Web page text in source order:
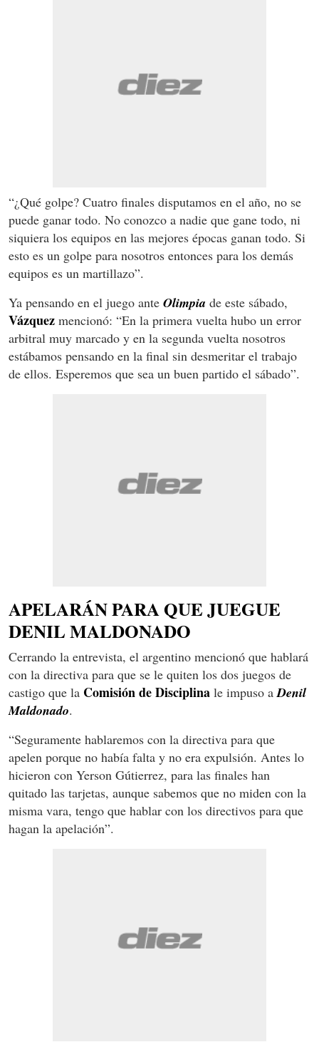
“¿Qué golpe? Cuatro finales disputamos en el año, no se
puede ganar todo. No conozco a nadie que gane todo, ni
siquiera los equipos en las mejores épocas ganan todo. Si
esto es un golpe para nosotros entonces para los demás
equipos es un martillazo”.
Ya pensando en el juego ante Olimpia de este sábado,
Vázquez mencionó: “En la primera vuelta hubo un error
arbitral muy marcado y en la segunda vuelta nosotros
estábamos pensando en la final sin desmeritar el trabajo
de ellos. Esperemos que sea un buen partido el sábado”.
APELARÁN PARA QUE JUEGUE
DENIL MALDONADO
Cerrando la entrevista, el argentino mencionó que hablará
con la directiva para que se le quiten los dos juegos de
castigo que la Comisión de Disciplina le impuso aDenil
Maldonado.
“Seguramente hablaremos con la directiva para que
apelen porque no había falta y no era expulsión. Antes lo
hicieron con Yerson Gútierrez, para las finales han
quitado las tarjetas, aunque sabemos que no miden con la
misma vara, tengo que hablar con los directivos para que
hagan la apelación”.